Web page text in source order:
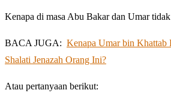
Kenapa di masa Abu Bakar dan Umar tidak
BACA JUGA: Kenapa Umar bin Khattab
Shalati Jenazah Orang Ini?
Atau pertanyaan berikut: